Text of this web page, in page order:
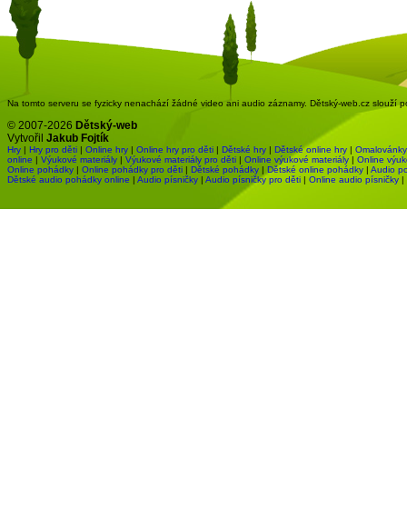
Na tomto serveru se fyzicky nenachází žádné video ani audio záznamy. Dětský-web.cz slouží
© 2007-2026 Dětský-web
Vytvořil Jakub Fojtík
Hry | Hry pro děti | Online hry | Online hry pro děti | Dětské hry | Dětské online hry | Omalovánky
online | Výukové materiály | Výukové materiály pro děti | Online výukové materiály | Online
Online pohádky | Online pohádky pro děti | Dětské pohádky | Dětské online pohádky | Audio
Dětské audio pohádky online | Audio písničky | Audio písničky pro děti | Online audio písničky |